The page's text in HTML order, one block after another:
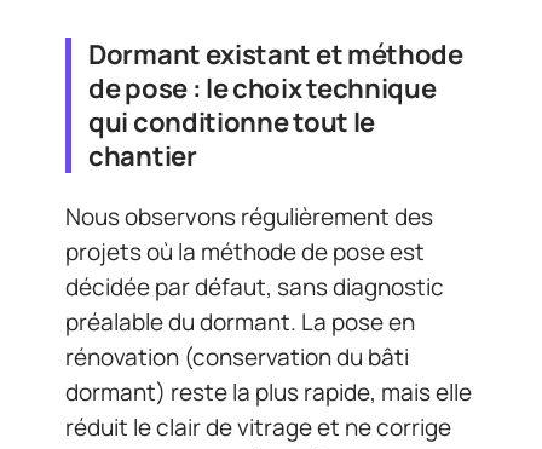
Dormant existant et méthode
de pose : le choix technique
qui conditionne tout le
chantier
Nous observons régulièrement des
projets où la méthode de pose est
décidée par défaut, sans diagnostic
préalable du dormant. La pose en
rénovation (conservation du bâti
dormant) reste la plus rapide, mais elle
réduit le clair de vitrage et ne corrige